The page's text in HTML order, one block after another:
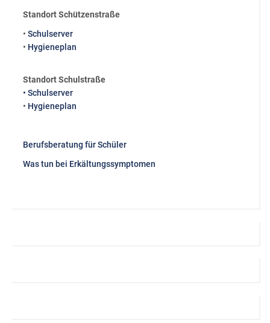
Standort Schützenstraße
• Schulserver
• Hygieneplan
Standort Schulstraße
• Schulserver
• Hygieneplan
Berufsberatung für Schüler
Was tun bei Erkältungssymptomen